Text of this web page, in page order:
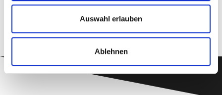
Auswahl erlauben
Ablehnen